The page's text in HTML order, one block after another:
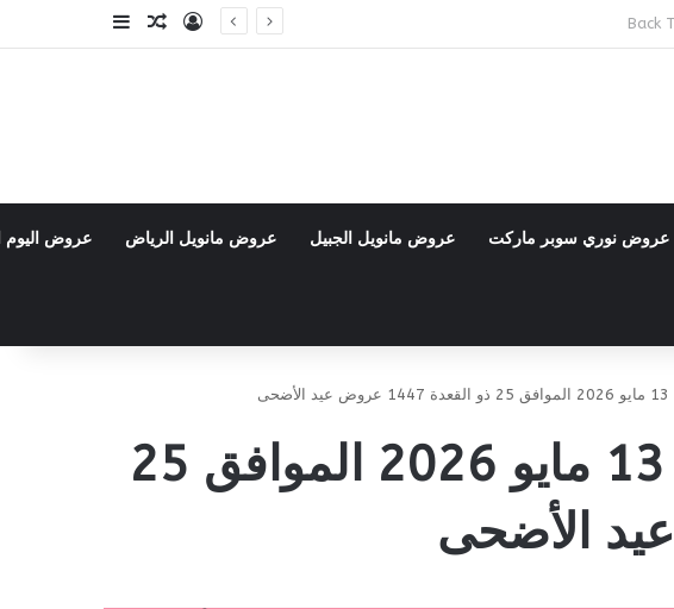
تسجيل الدخول
مقال عشوائي
إضافة عمود
عروض نوري سوبر ماركت عروض مانويل الجبيل عروض مانويل الرياض عروض اليوم
عروض التميمي الدمام والخبر الأسبوعية 13 مايو 2026 الموافق 25